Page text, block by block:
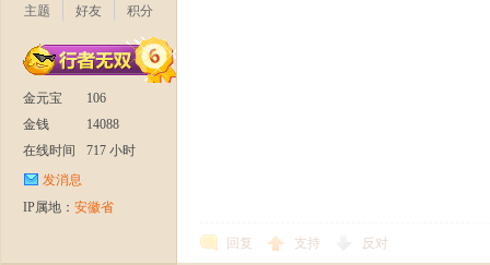
主题
好友
积分
金元宝
106
金钱
14088
在线时间
717 小时
发消息
IP属地： 安徽省
回复 支持 反对